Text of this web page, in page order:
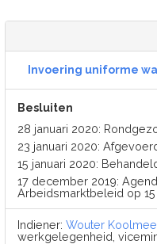
Invoering uniforme
Besluiten
28 januari 2020:
23 januari 2020:
15 januari 2020:
17 december 2019:
Arbeidsmarktbeleid op 15
Indiener: Wouter
werkgelegenheid,